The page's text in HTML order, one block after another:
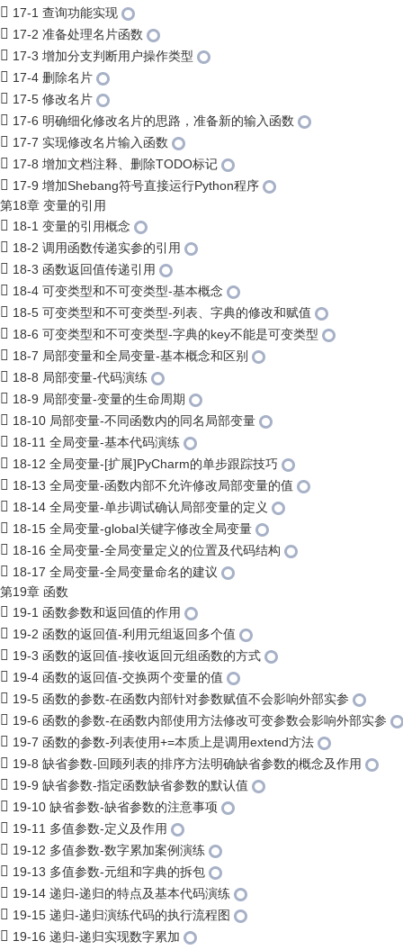
17-1 查询功能实现
17-2 准备处理名片函数
17-3 增加分支判断用户操作类型
17-4 删除名片
17-5 修改名片
17-6 明确细化修改名片的思路，准备新的输入函数
17-7 实现修改名片输入函数
17-8 增加文档注释、删除TODO标记
17-9 增加Shebang符号直接运行Python程序
第18章 变量的引用
18-1 变量的引用概念
18-2 调用函数传递实参的引用
18-3 函数返回值传递引用
18-4 可变类型和不可变类型-基本概念
18-5 可变类型和不可变类型-列表、字典的修改和赋值
18-6 可变类型和不可变类型-字典的key不能是可变类型
18-7 局部变量和全局变量-基本概念和区别
18-8 局部变量-代码演练
18-9 局部变量-变量的生命周期
18-10 局部变量-不同函数内的同名局部变量
18-11 全局变量-基本代码演练
18-12 全局变量-[扩展]PyCharm的单步跟踪技巧
18-13 全局变量-函数内部不允许修改局部变量的值
18-14 全局变量-单步调试确认局部变量的定义
18-15 全局变量-global关键字修改全局变量
18-16 全局变量-全局变量定义的位置及代码结构
18-17 全局变量-全局变量命名的建议
第19章 函数
19-1 函数参数和返回值的作用
19-2 函数的返回值-利用元组返回多个值
19-3 函数的返回值-接收返回元组函数的方式
19-4 函数的返回值-交换两个变量的值
19-5 函数的参数-在函数内部针对参数赋值不会影响外部实参
19-6 函数的参数-在函数内部使用方法修改可变参数会影响外部实参
19-7 函数的参数-列表使用+=本质上是调用extend方法
19-8 缺省参数-回顾列表的排序方法明确缺省参数的概念及作用
19-9 缺省参数-指定函数缺省参数的默认值
19-10 缺省参数-缺省参数的注意事项
19-11 多值参数-定义及作用
19-12 多值参数-数字累加案例演练
19-13 多值参数-元组和字典的拆包
19-14 递归-递归的特点及基本代码演练
19-15 递归-递归演练代码的执行流程图
19-16 递归-递归实现数字累加